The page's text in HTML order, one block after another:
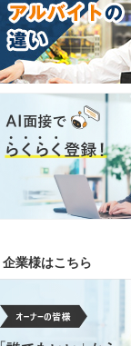
企業様はこちら